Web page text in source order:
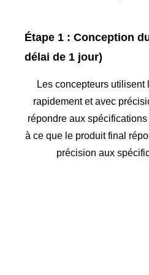
Étape 1 : Conception
délai de 1 jour)
Les concepteurs utilisent
rapidement et avec
répondre aux
à ce que le produit final
précision aux